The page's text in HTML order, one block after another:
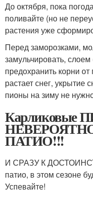
До октября, пока
поливайте (но не
растения уже
Перед заморозками,
замульчировать,
предохранить корни
растает снег,
пионы на зиму не
Карликовые
ПАТИО!!!
И СРАЗУ К
патио, в этом сезоне
Успевайте!